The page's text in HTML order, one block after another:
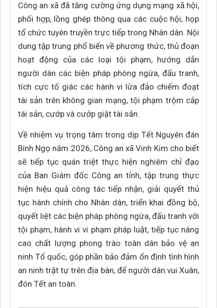
Công an xã đã tăng cường ứng dụng mạng xã hội,
phối hợp, lồng ghép thông qua các cuộc hội, họp
tổ chức tuyên truyền trực tiếp trong Nhân dân. Nội
dung tập trung phổ biến về phương thức, thủ đoạn
hoạt động của các loại tội phạm, hướng dẫn
người dân các biện pháp phòng ngừa, đấu tranh,
tích cực tố giác các hành vi lừa đảo chiếm đoạt
tài sản trên không gian mạng, tội phạm trộm cắp
tài sản, cướp và cướp giật tài sản.
Về nhiệm vụ trọng tâm trong dịp Tết Nguyên đán
Bính Ngọ năm 2026, Công an xã Vinh Kim cho biết
sẽ tiếp tục quán triệt thực hiện nghiêm chỉ đạo
của Ban Giám đốc Công an tỉnh, tập trung thực
hiện hiệu quả công tác tiếp nhận, giải quyết thủ
tục hành chính cho Nhân dân, triển khai đồng bộ,
quyết liệt các biện pháp phòng ngừa, đấu tranh với
tội phạm, hành vi vi phạm pháp luật, tiếp tục nâng
cao chất lượng phong trào toàn dân bảo vệ an
ninh Tổ quốc, góp phần bảo đảm ổn định tình hình
an ninh trật tự trên địa bàn, để người dân vui Xuân,
đón Tết an toàn.